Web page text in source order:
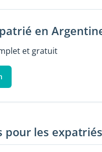
en
et gratuit
pour les